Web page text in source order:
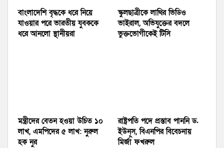
বাংলাদেশি বৃদ্ধকে ধরে নিয়ে
যাওয়ার পরে ভারতীয় যুবককে
ধরে আনলো স্থানীয়রা
স্কুলছাত্রীকে লাথির ভিডিও
ভাইরাল, অভিযুক্তের বদলে
ভুক্তভোগীকেই টিসি
মন্ত্রীদের বেতন হওয়া উচিত ১০
লাখ, এমপিদের ৫ লাখ: নুরুল
হক নুর
রাষ্ট্রপতি পদে প্রস্তাব পাননি ড.
ইউনূস, বিএনপির বিবেচনায়
মির্জা ফখরুল